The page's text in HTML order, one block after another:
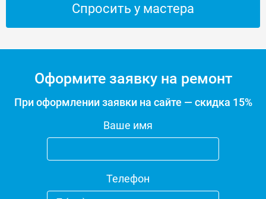
Спросить у мастера
Оформите заявку на ремонт
При оформлении заявки на сайте — скидка 15%
Ваше имя
Телефон